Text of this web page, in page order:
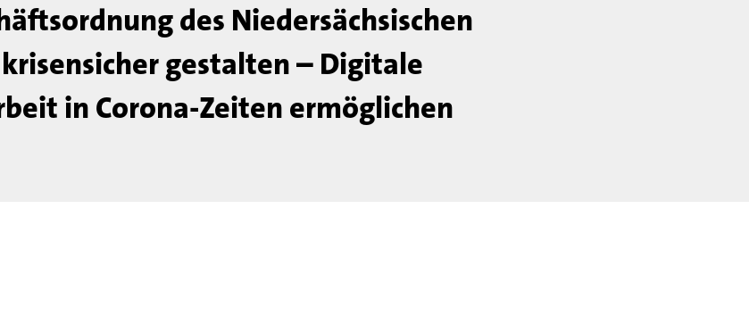
des Niedersächsischen
gestalten – Digitale
in Corona-Zeiten ermöglichen